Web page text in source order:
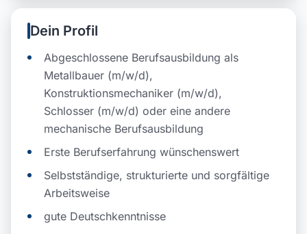
Dein Profil
Abgeschlossene Berufsausbildung als
Metallbauer (m/w/d),
Konstruktionsmechaniker (m/w/d),
Schlosser (m/w/d) oder eine andere
mechanische Berufsausbildung
Erste Berufserfahrung wünschenswert
Selbstständige, strukturierte und sorgfältige
Arbeitsweise
gute Deutschkenntnisse